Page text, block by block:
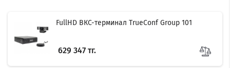
FullHD ВКС-терминал TrueConf Group 101
629 347 тг.